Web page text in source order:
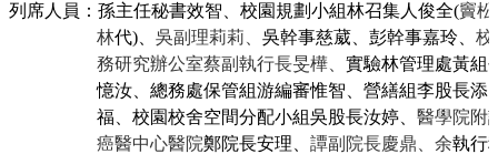
務
列席人員：孫主任秘書效智、 校園規劃小組林召集人俊全(竇松
林代) 、吳副理莉莉、吳幹事慈葳、彭幹事嘉玲、校
務研究辦公室蔡副執行長旻樺、實驗林管理處黃組
憶汝 、總務處保管組游編審惟智、營繕組李股長添
福、校園校舍空間分配小組吳股長汝婷、醫學院附
癌醫中心醫院鄭院長安理、譚副院長慶鼎、余執行